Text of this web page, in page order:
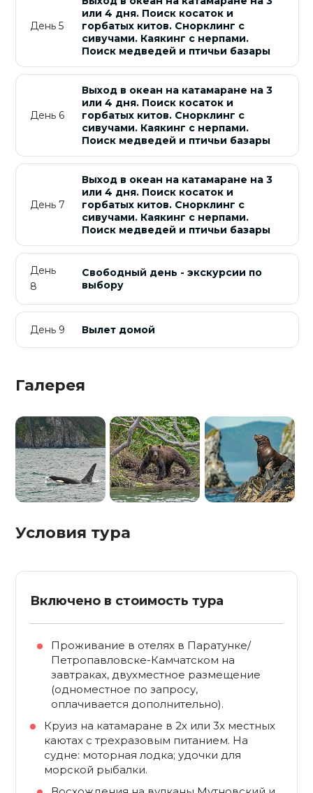
День 5
или 4 дня. Поиск косаток и
горбатых китов. Снорклинг с
сивучами. Каякинг с нерпами.
Поиск медведей и птичьи базары
День 6
Выход в океан на катамаране на 3
или 4 дня. Поиск косаток и
горбатых китов. Снорклинг с
сивучами. Каякинг с нерпами.
Поиск медведей и птичьи базары
День 7
Выход в океан на катамаране на 3
или 4 дня. Поиск косаток и
горбатых китов. Снорклинг с
сивучами. Каякинг с нерпами.
Поиск медведей и птичьи базары
День
8
Свободный день - экскурсии по
выбору
День 9 Вылет домой
Галерея
Условия тура
Включено в стоимость тура
Проживание в отелях в Паратунке/
Петропавловске-Камчатском на
завтраках, двухместное размещение
(одноместное по запросу,
оплачивается дополнительно).
Круиз на катамаране в 2х или 3х местных
каютах с трехразовым питанием. На
судне: моторная лодка; удочки для
морской рыбалки.